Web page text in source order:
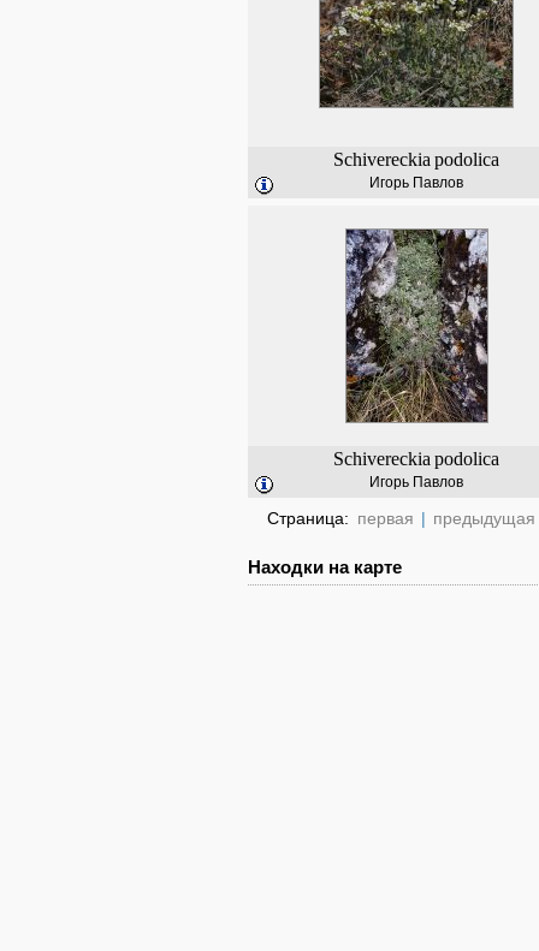
Schivereckia podolica
Игорь Павлов
Schivereckia podolica
Игорь Павлов
Страница: первая | предыдущая
Находки на карте